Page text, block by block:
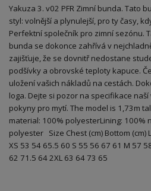
Yakuza 3. v02 PFR Zimní bunda. Tato
styl: volnější a plynulejší, pro ty časy,
Perfektní společník pro zimní sezónu.
bunda se dokonce zahřívá v
zajišťuje, že se dovnitř nedostane
podšívky a obrovské teploty kapuce.
uložení vašich nákladů na cestách.
loga. Dejte si pozor na specifikace
pokyny pro mytí. The model is 1,73m
material: 100% polyesterLining: 100%
polyester Size Chest (cm) Bottom (cm)
XS 53 54 65.5 60 S 55 56 67 61 M 57
62 71.5 64 2XL 63 64 73 65